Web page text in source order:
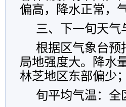
偏高，降水正常，
三、下一旬天气
根据区气象台预
局地强度大。降水
林芝地区东部偏少
旬平均气温：全